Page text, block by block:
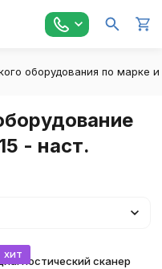
оборудования по марке
- наст.
хит
сканер